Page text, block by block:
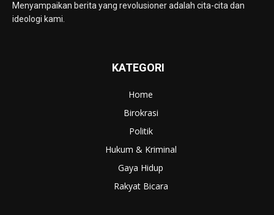
Menyampaikan berita yang revolusioner adalah cita-cita dan
ideologi kami.
KATEGORI
Home
Birokrasi
Politik
Hukum & Kriminal
Gaya Hidup
Rakyat Bicara